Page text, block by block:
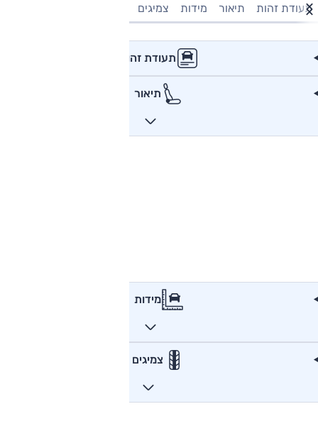
תעודת זהות תיאור מידות צמיגים
תעודת זהות
תיאור
מידות
צמיגים